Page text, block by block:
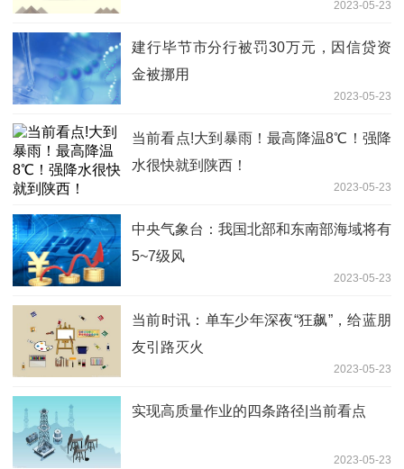
2023-05-23
建行毕节市分行被罚30万元，因信贷资
金被挪用
2023-05-23
当前看点!大到暴雨！最高降温8℃！强降
水很快就到陕西！
2023-05-23
中央气象台：我国北部和东南部海域将有
5~7级风
2023-05-23
当前时讯：单车少年深夜“狂飙”，给蓝朋
友引路灭火
2023-05-23
实现高质量作业的四条路径|当前看点
2023-05-23